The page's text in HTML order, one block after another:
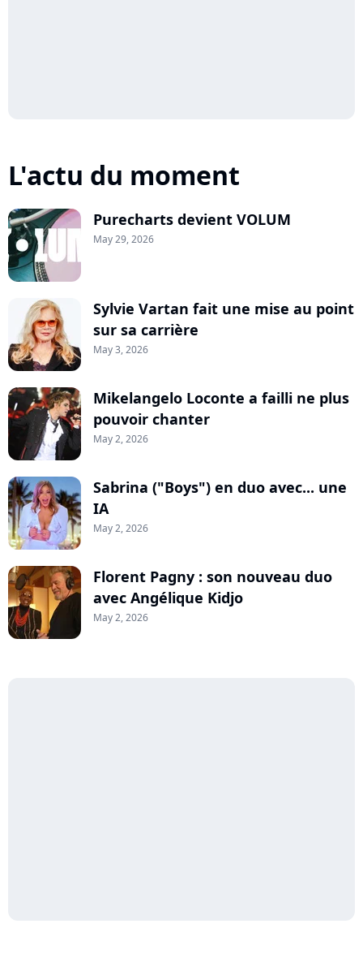
L'actu du moment
Purecharts devient VOLUM
May 29, 2026
Sylvie Vartan fait une mise au point
sur sa carrière
May 3, 2026
Mikelangelo Loconte a failli ne plus
pouvoir chanter
May 2, 2026
Sabrina ("Boys") en duo avec... une
IA
May 2, 2026
Florent Pagny : son nouveau duo
avec Angélique Kidjo
May 2, 2026